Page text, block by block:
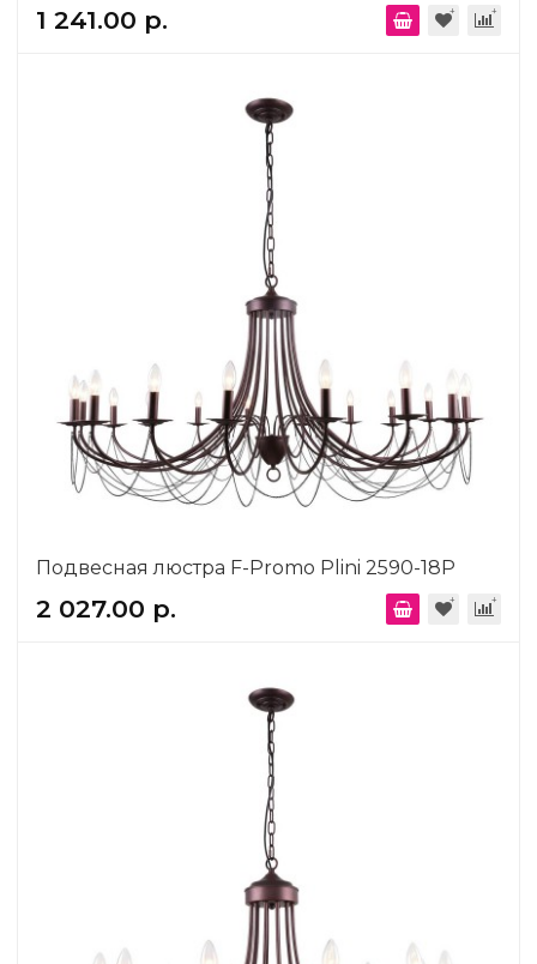
1 241.00 р.
Подвесная люстра F-Promo Plini 2590-18P
2 027.00 р.